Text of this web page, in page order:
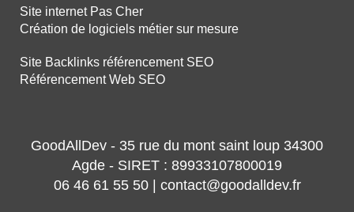
Site internet Pas Cher
Création de logiciels métier sur mesure
Site Backlinks référencement SEO
Référencement Web SEO
GoodAllDev - 35 rue du mont saint loup 34300
Agde - SIRET : 89933107800019
06 46 61 55 50 | contact@goodalldev.fr